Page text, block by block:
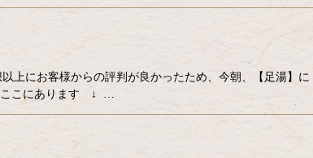
上にお客様からの評判が良かったため、今朝、【足湯】に
ここにあります ↓ …